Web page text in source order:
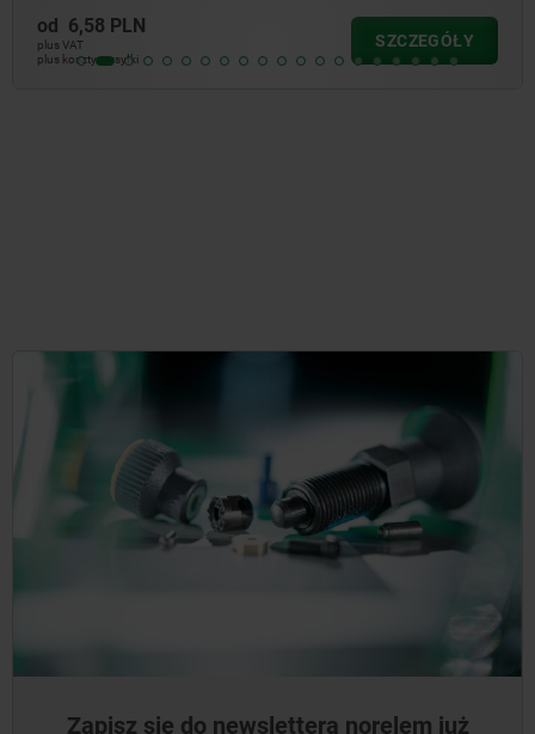
SZCZEGÓŁY
plus koszty wysyłki
Zapisz się do newslettera norelem już